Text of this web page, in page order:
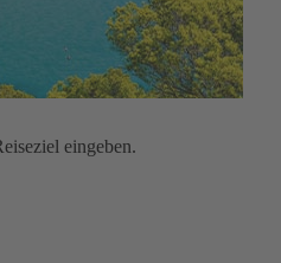
eingeben.